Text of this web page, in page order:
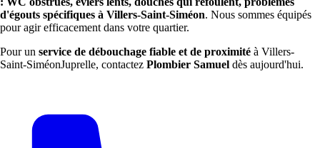
d'égouts spécifiques à Villers-Saint-Siméon. Nous sommes équipés
pour agir efficacement dans votre quartier.
Pour un service de débouchage fiable et de proximité à Villers-
Saint-SiméonJuprelle, contactez Plombier Samuel dès aujourd'hui.